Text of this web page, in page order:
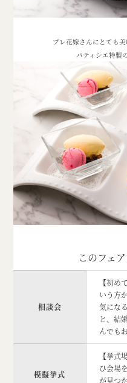
プレ花嫁さんにとても
パティシエ特製
このフェ
相談会
【初め
いう方
気にな
と、結
んでも
模擬挙式
【挙式
ひ会場
が見つ